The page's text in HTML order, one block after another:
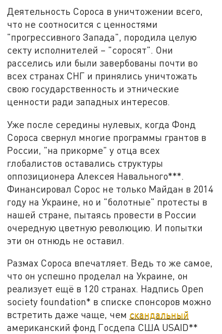
Деятельность Сороса в уничтожении всего,
что не соотносится с ценностями
"прогрессивного Запада", породила целую
секту исполнителей – "соросят". Они
расселись или были завербованы почти во
всех странах СНГ и принялись уничтожать
свою государственность и этнические
ценности ради западных интересов.
Уже после середины нулевых, когда Фонд
Сороса свернул многие программы грантов в
России, "на прикорме" у отца всех
глобалистов оставались структуры
оппозиционера Алексея Навального***.
Финансировал Сорос не только Майдан в 2014
году на Украине, но и "болотные" протесты в
нашей стране, пытаясь провести в России
очередную цветную революцию. И попытки
эти он отнюдь не оставил.
Размах Сороса впечатляет. Ведь то же самое,
что он успешно проделал на Украине, он
реализует ещё в 120 странах. Надпись Open
society foundation* в списке спонсоров можно
встретить даже чаще, чем скандальный
американский фонд Госдепа США USAID**